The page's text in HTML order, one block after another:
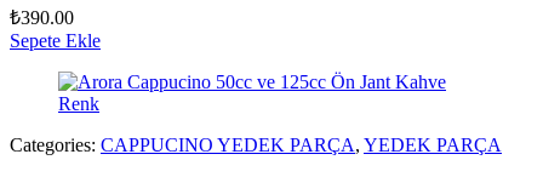
₺390.00
Sepete Ekle
Categories: CAPPUCINO YEDEK PARÇA, YEDEK PARÇA